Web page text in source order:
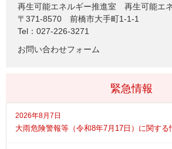
再生可能エネルギー推進室 再生可能エ
〒371-8570
前橋市大手町1-1-1
Tel：027-226-3271
お問い合わせフォーム
緊急情報
2026年8月7日
大雨危険警報等（令和8年7月17日）に関する